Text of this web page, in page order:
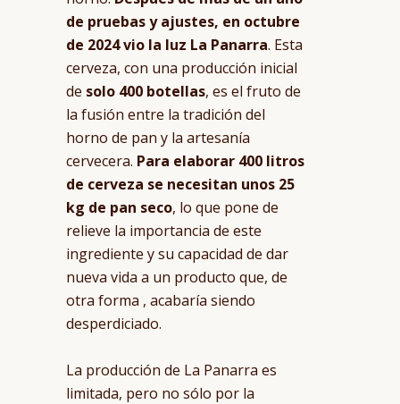
de pruebas y ajustes, en octubre
de 2024 vio la luz La Panarra. Esta
cerveza, con una producción inicial
de solo 400 botellas, es el fruto de
la fusión entre la tradición del
horno de pan y la artesanía
cervecera. Para elaborar 400 litros
de cerveza se necesitan unos 25
kg de pan seco, lo que pone de
relieve la importancia de este
ingrediente y su capacidad de dar
nueva vida a un producto que, de
otra forma , acabaría siendo
desperdiciado.
La producción de La Panarra es
limitada, pero no sólo por la